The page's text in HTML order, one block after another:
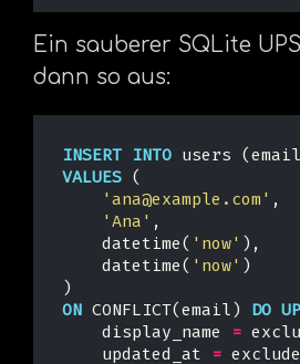
Ein sauberer SQLite
dann so aus:
INSERT INTO users ( email
VALUES (
'ana@example.com' ,
'Ana' ,
datetime( 'now' ),
datetime( 'now' )
)
ON CONFLICT( email ) DO
display_name
=
updated_at
=